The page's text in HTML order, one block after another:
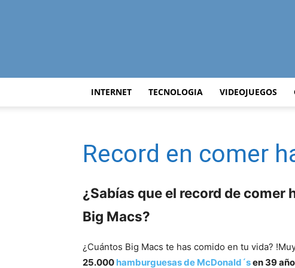
INTERNET TECNOLOGIA VIDEOJUEGOS
Record en comer
¿Sabías que el record de
Big Macs?
¿Cuántos Big Macs te has comido en tu vida?
25.000 hamburguesas de McDonald´sen 39